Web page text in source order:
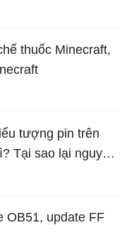
thuốc Minecraft,
tượng pin trên
Tại sao lại nguy
OB51, update FF